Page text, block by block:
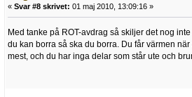
« Svar #8 skrivet: 01 maj 2010, 13:09:16 »
Med tanke på ROT-avdrag så skiljer det nog
du kan borra så ska du borra. Du får värmen
mest, och du har inga delar som står ute och